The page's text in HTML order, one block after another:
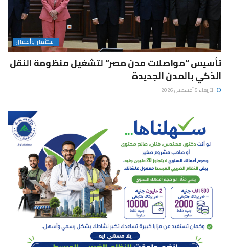
استثمار وأعمال
تأسيس “مواصلات مدن مصر” لتشغيل منظومة النقل
الذكي بالمدن الجديدة
الأربعاء 5 أغسطس 2026